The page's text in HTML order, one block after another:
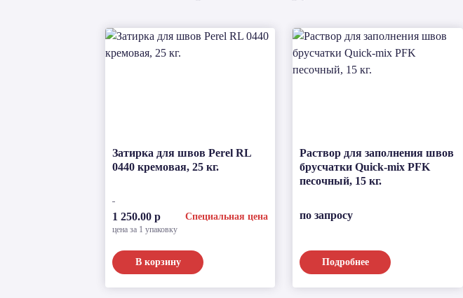
Затирка для швов Perel RL
0440 кремовая, 25 кг.
1 250.00 р Специальная цена
цена за 1 упаковку
В корзину
Раствор для заполнения швов
брусчатки Quick-mix PFK
песочный, 15 кг.
по запросу
Подробнее